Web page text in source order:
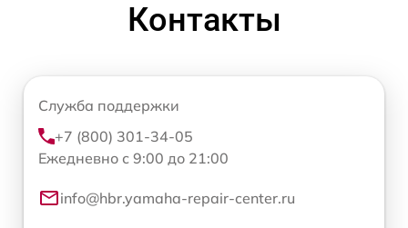
Контакты
Служба поддержки
+7 (800) 301-34-05
Ежедневно с 9:00 до 21:00
info@hbr.yamaha-repair-center.ru